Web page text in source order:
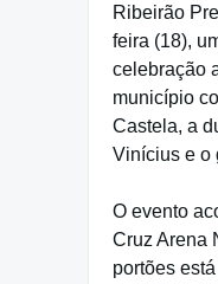
Ribeirão
feira (18),
celebração
município
Castela, a
Vinícius e o
O evento
Cruz Arena
portões